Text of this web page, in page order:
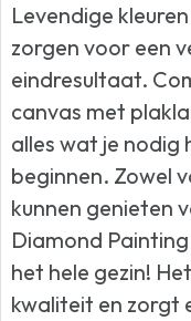
Levendige
zorgen voor een
eindresultaat.
canvas met
alles wat je nodig
beginnen. Zowel
kunnen genieten
Diamond
het hele gezin!
kwaliteit en zorgt